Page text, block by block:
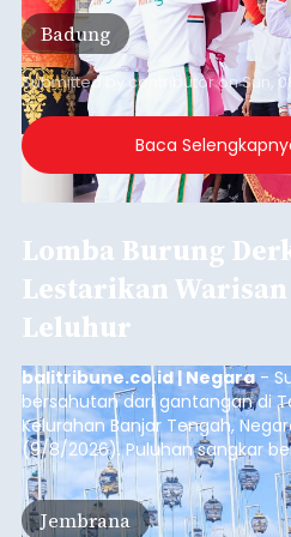
Badung
Submitted by contributoronSun,
Baca
Lomba Burung
Lestarikan
Leluhur
balitribune.co.id | Negara-
bersahutan dari gantangan di
Kelurahan Banjar Tengah,
(9/8/2026). Puluhan sangkar
para penghobi menunggu
masing mengalun. Bukan
bunyi, setiap suara yang
Jembrana